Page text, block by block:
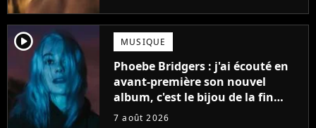
player2 MUSIQUE
Phoebe Bridgers : j'ai écouté en
avant-première son nouvel
album, c'est le bijou de la fin
d'été
7 août 2026